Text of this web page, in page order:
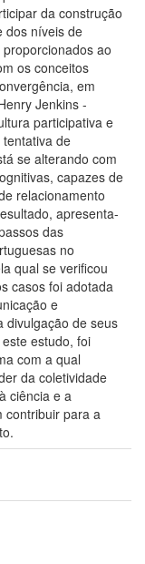
da construção
dos níveis de
ao
os conceitos
em
Jenkins -
participativa e
de
se alterando com
capazes de
relacionamento
apresenta-
das
no
qual se verificou
casos foi adotada
e
divulgação de seus
estudo, foi
com a qual
da coletividade
ciência e a
contribuir para a